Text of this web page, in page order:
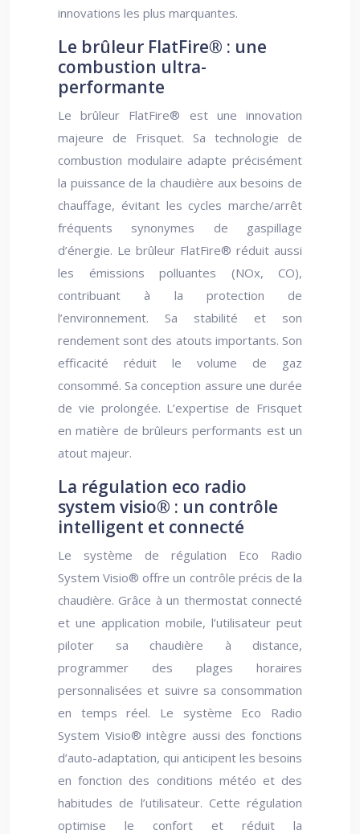
innovations les plus marquantes.
Le brûleur FlatFire® : une
combustion ultra-
performante
Le brûleur FlatFire® est une innovation
majeure de Frisquet. Sa technologie de
combustion modulaire adapte précisément
la puissance de la chaudière aux besoins de
chauffage, évitant les cycles marche/arrêt
fréquents synonymes de gaspillage
d’énergie. Le brûleur FlatFire® réduit aussi
les émissions polluantes (NOx, CO),
contribuant à la protection de
l’environnement. Sa stabilité et son
rendement sont des atouts importants. Son
efficacité réduit le volume de gaz
consommé. Sa conception assure une durée
de vie prolongée. L’expertise de Frisquet
en matière de brûleurs performants est un
atout majeur.
La régulation eco radio
system visio® : un contrôle
intelligent et connecté
Le système de régulation Eco Radio
System Visio® offre un contrôle précis de la
chaudière. Grâce à un thermostat connecté
et une application mobile, l’utilisateur peut
piloter sa chaudière à distance,
programmer des plages horaires
personnalisées et suivre sa consommation
en temps réel. Le système Eco Radio
System Visio® intègre aussi des fonctions
d’auto-adaptation, qui anticipent les besoins
en fonction des conditions météo et des
habitudes de l’utilisateur. Cette régulation
optimise le confort et réduit la